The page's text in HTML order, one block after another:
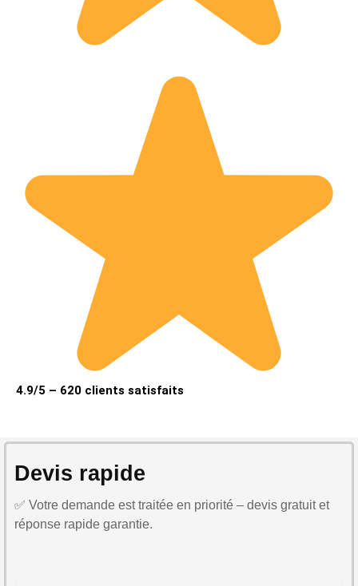
4.9/5 – 620 clients satisfaits
Devis rapide
✅ Votre demande est traitée en priorité – devis gratuit et
réponse rapide garantie.